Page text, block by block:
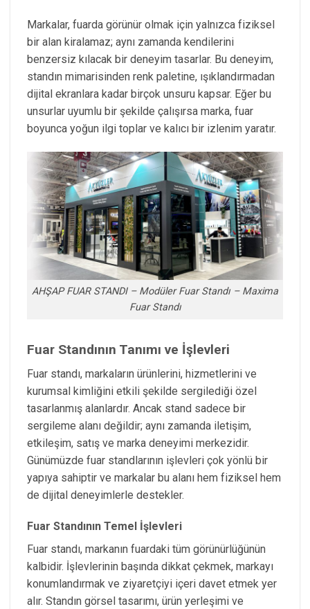
Markalar, fuarda görünür olmak için yalnızca fiziksel
bir alan kiralamaz; aynı zamanda kendilerini
benzersiz kılacak bir deneyim tasarlar. Bu deneyim,
standın mimarisinden renk paletine, ışıklandırmadan
dijital ekranlara kadar birçok unsuru kapsar. Eğer bu
unsurlar uyumlu bir şekilde çalışırsa marka, fuar
boyunca yoğun ilgi toplar ve kalıcı bir izlenim yaratır.
AHŞAP FUAR STANDI – Modüler Fuar Standı – Maxima
Fuar Standı
Fuar Standının Tanımı ve İşlevleri
Fuar standı, markaların ürünlerini, hizmetlerini ve
kurumsal kimliğini etkili şekilde sergilediği özel
tasarlanmış alanlardır. Ancak stand sadece bir
sergileme alanı değildir; aynı zamanda iletişim,
etkileşim, satış ve marka deneyimi merkezidir.
Günümüzde fuar standlarının işlevleri çok yönlü bir
yapıya sahiptir ve markalar bu alanı hem fiziksel hem
de dijital deneyimlerle destekler.
Fuar Standının Temel İşlevleri
Fuar standı, markanın fuardaki tüm görünürlüğünün
kalbidir. İşlevlerinin başında dikkat çekmek, markayı
konumlandırmak ve ziyaretçiyi içeri davet etmek yer
alır. Standın görsel tasarımı, ürün yerleşimi ve